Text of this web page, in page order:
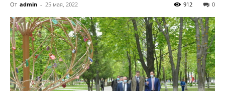
От admin - 25 мая, 2022 0
912